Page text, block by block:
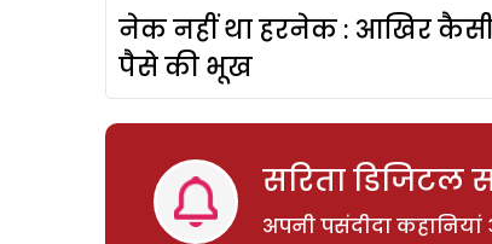
नेक नहीं था हरनेक : आखिर
पैसे की भूख
सरिता डिजिटल
अपनी पसंदीदा